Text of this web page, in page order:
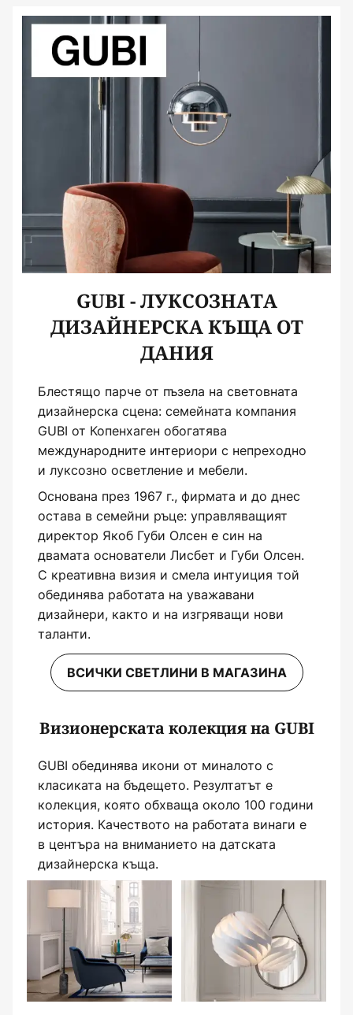
GUBI - ЛУКСОЗНАТА
ДИЗАЙНЕРСКА КЪЩА ОТ
ДАНИЯ
Блестящо парче от пъзела на световната
дизайнерска сцена: семейната компания
GUBI от Копенхаген обогатява
международните интериори с непреходно
и луксозно осветление и мебели.
Основана през 1967 г., фирмата и до днес
остава в семейни ръце: управляващият
директор Якоб Губи Олсен е син на
двамата основатели Лисбет и Губи Олсен.
С креативна визия и смела интуиция той
обединява работата на уважавани
дизайнери, както и на изгряващи нови
таланти.
ВСИЧКИ СВЕТЛИНИ В МАГАЗИНА
Визионерската колекция на GUBI
GUBI обединява икони от миналото с
класиката на бъдещето. Резултатът е
колекция, която обхваща около 100 години
история. Качеството на работата винаги е
в центъра на вниманието на датската
дизайнерска къща.